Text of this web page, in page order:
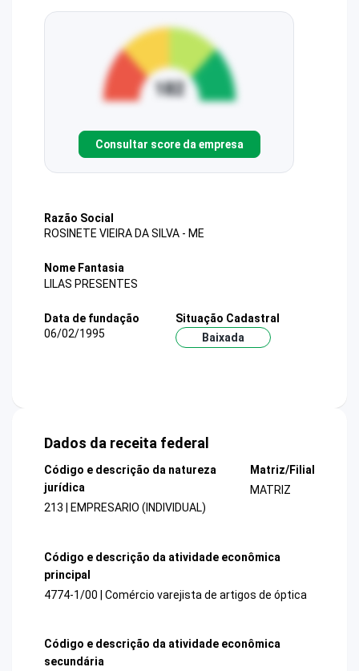
Consultar score da empresa
Razão Social
ROSINETE VIEIRA DA SILVA - ME
Nome Fantasia
LILAS PRESENTES
Data de fundação
06/02/1995
Situação Cadastral
Baixada
Dados da receita federal
Código e descrição da natureza
jurídica
213 | EMPRESARIO (INDIVIDUAL)
Matriz/Filial
MATRIZ
Código e descrição da atividade econômica
principal
4774-1/00 | Comércio varejista de artigos de óptica
Código e descrição da atividade econômica
secundária